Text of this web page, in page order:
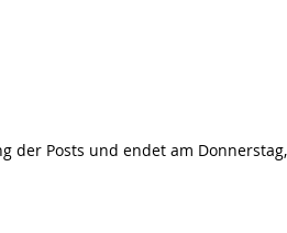
der Posts und endet am